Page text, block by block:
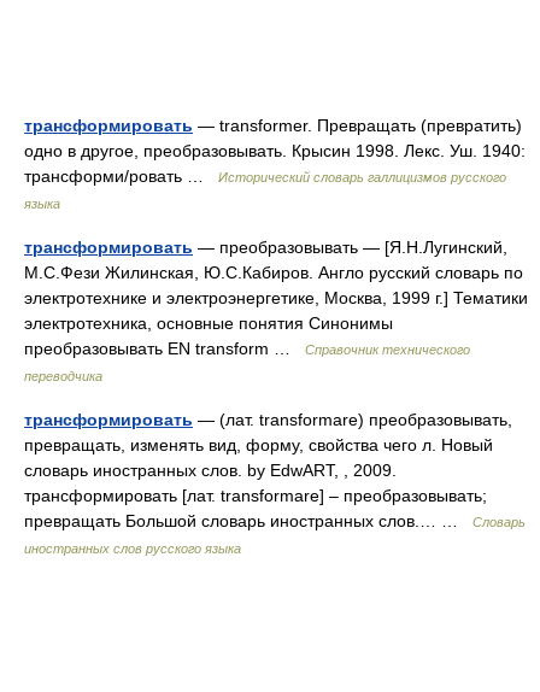
трансформировать — transformer. Превращать (превратить)
одно в другое, преобразовывать. Крысин 1998. Лекс. Уш. 1940:
трансформи/ровать …
Исторический словарь галлицизмов русского
языка
трансформировать — преобразовывать — [Я.Н.Лугинский,
М.С.Фези Жилинская, Ю.С.Кабиров. Англо русский словарь по
электротехнике и электроэнергетике, Москва, 1999 г.] Тематики
электротехника, основные понятия Синонимы
преобразовывать EN transform …
Справочник технического
переводчика
трансформировать — (лат. transformare) преобразовывать,
превращать, изменять вид, форму, свойства чего л. Новый
словарь иностранных слов. by EdwART, , 2009.
трансформировать [лат. transformare] – преобразовывать;
превращать Большой словарь иностранных слов.… …
Словарь
иностранных слов русского языка